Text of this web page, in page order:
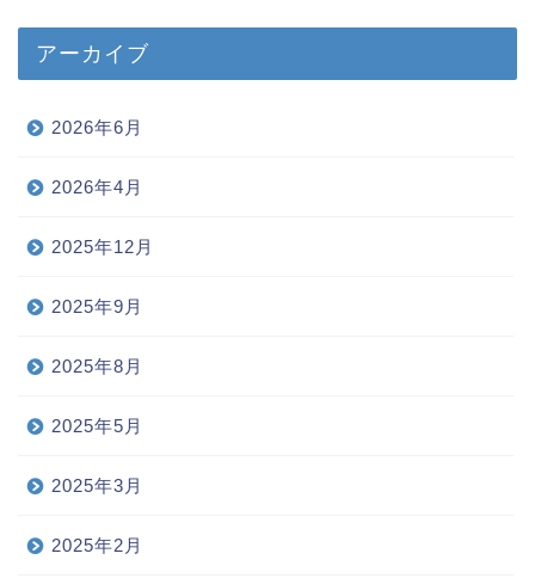
アーカイブ
2026年6月
2026年4月
2025年12月
2025年9月
2025年8月
2025年5月
2025年3月
2025年2月